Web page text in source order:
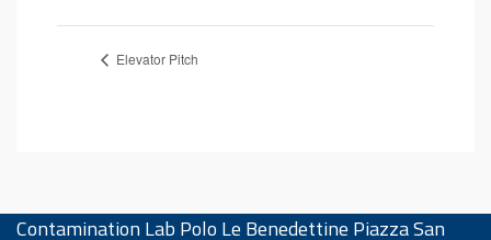
Elevator Pitch
Contamination Lab Polo Le Benedettine Piazza San